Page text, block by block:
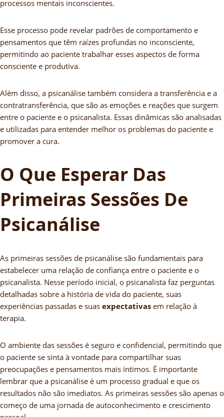
processos mentais inconscientes.
Esse processo pode revelar padrões de comportamento e
pensamentos que têm raízes profundas no inconsciente,
permitindo ao paciente trabalhar esses aspectos de forma
consciente e produtiva.
Além disso, a psicanálise também considera a transferência e a
contratransferência, que são as emoções e reações que surgem
entre o paciente e o psicanalista. Essas dinâmicas são analisadas
e utilizadas para entender melhor os problemas do paciente e
promover a cura.
O Que Esperar Das
Primeiras Sessões De
Psicanálise
As primeiras sessões de psicanálise são fundamentais para
estabelecer uma relação de confiança entre o paciente e o
psicanalista. Nesse período inicial, o psicanalista faz perguntas
detalhadas sobre a história de vida do paciente, suas
experiências passadas e suas expectativas em relação à
terapia.
O ambiente das sessões é seguro e confidencial, permitindo que
o paciente se sinta à vontade para compartilhar suas
preocupações e pensamentos mais íntimos. É importante
lembrar que a psicanálise é um processo gradual e que os
resultados não são imediatos. As primeiras sessões são apenas o
começo de uma jornada de autoconhecimento e crescimento